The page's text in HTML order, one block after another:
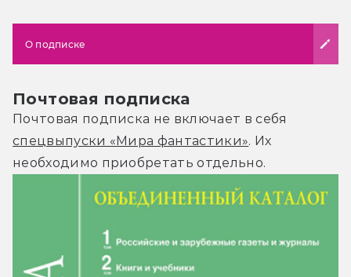
О подписке
Почтовая подписка
Почтовая подписка не включает в себя
спецвыпуски «Мира фантастики». Их
необходимо приобретать отдельно.